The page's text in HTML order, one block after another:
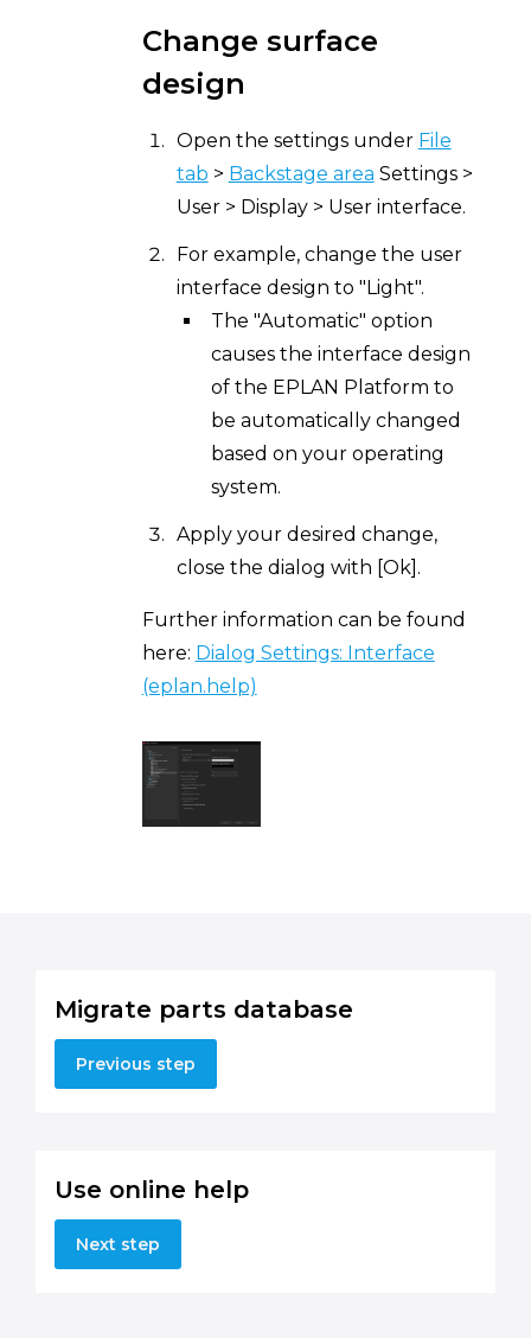
Change surface
design
Open the settings under File
tab > Backstage area Settings >
User > Display > User interface.
For example, change the user
interface design to "Light".
The "Automatic" option
causes the interface design
of the EPLAN Platform to
be automatically changed
based on your operating
system.
Apply your desired change,
close the dialog with [Ok].
Further information can be found
here: Dialog Settings: Interface
(eplan.help)
Migrate parts database
Previous step
Use online help
Next step